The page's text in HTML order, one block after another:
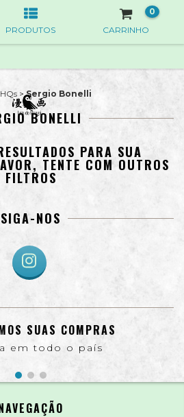
PRODUTOS CARRINHO
0
HQs > Sergio Bonelli
BONELLI
PARA SUA
TENTE COM OUTROS
FILTROS
SIGA-NOS
SUAS COMPRAS
em todo o país